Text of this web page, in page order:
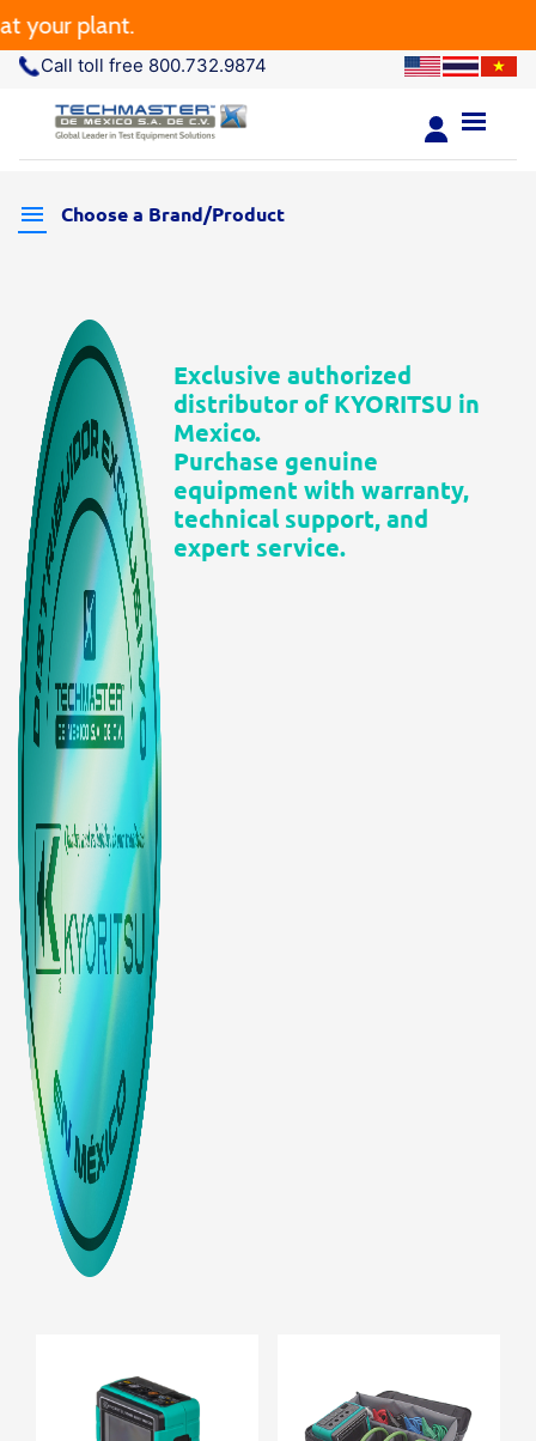
plant.
Call toll free 800.732.9874
Exclusive authorized
distributor of KYORITSU in
Mexico.
Purchase genuine
equipment with warranty,
technical support, and
expert service.
Choose a Brand/Product